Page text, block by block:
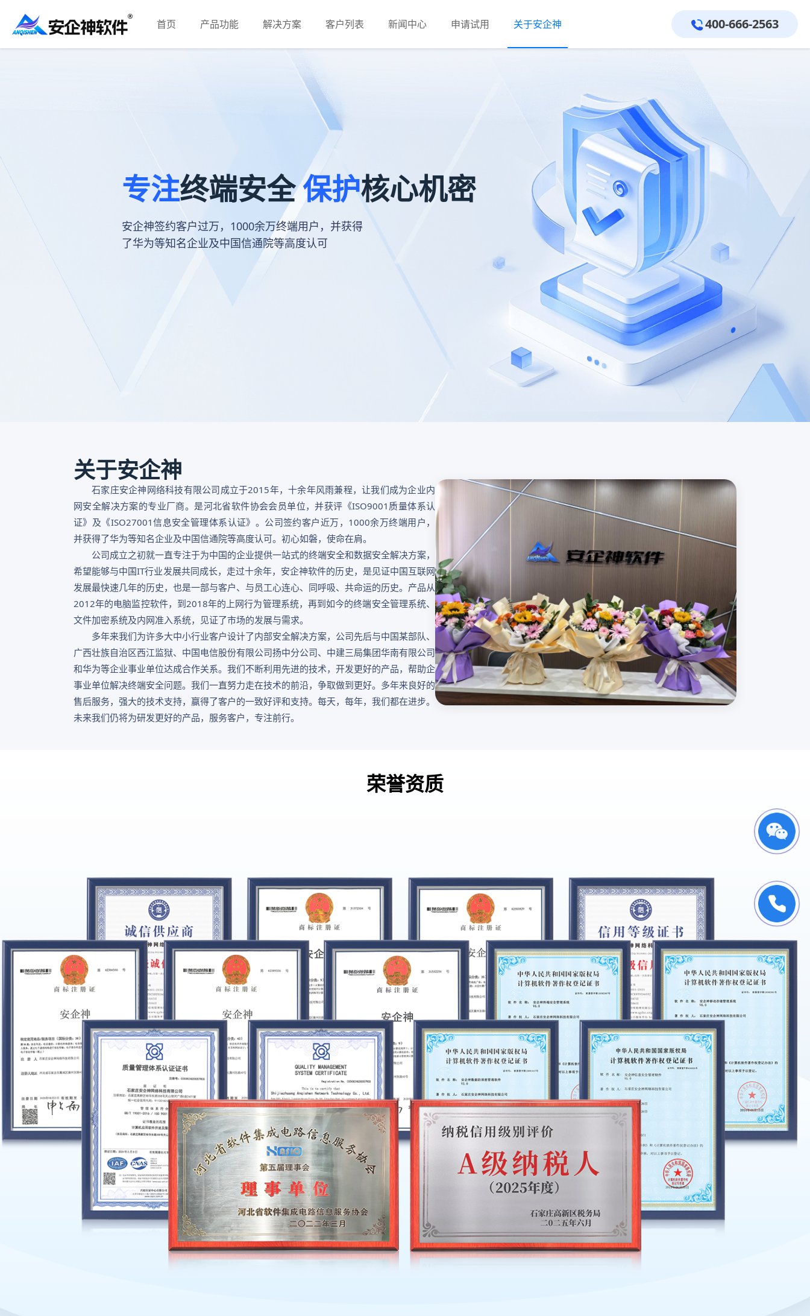
首页 产品功能 解决方案 客户列表 新闻中心 申请试用 关于安企神 400-666-2563
400-666-2563
专注终端安全保护核心机密
安企神签约客户过万，1000余万终端用户，并获得
了华为等知名企业及中国信通院等高度认可
关于安企神
石家庄安企神网络科技有限公司成立于2015年，十余年风雨兼程，让我们成为企业内
网安全解决方案的专业厂商。是河北省软件协会会员单位，并获评《ISO9001质量体系认
证》及《ISO27001信息安全管理体系认证》。公司签约客户近万，1000余万终端用户，
并获得了华为等知名企业及中国信通院等高度认可。初心如磐，使命在肩。
公司成立之初就一直专注于为中国的企业提供一站式的终端安全和数据安全解决方案，
希望能够与中国IT行业发展共同成长，走过十余年，安企神软件的历史，是见证中国互联网
发展最快速几年的历史，也是一部与客户、与员工心连心、同呼吸、共命运的历史。产品从
2012年的电脑监控软件，到2018年的上网行为管理系统，再到如今的终端安全管理系统、
文件加密系统及内网准入系统，见证了市场的发展与需求。
多年来我们为许多大中小行业客户设计了内部安全解决方案，公司先后与中国某部队、
广西壮族自治区西江监狱、中国电信股份有限公司扬中分公司、中建三局集团华南有限公司
和华为等企业事业单位达成合作关系。我们不断利用先进的技术，开发更好的产品，帮助企
事业单位解决终端安全问题。我们一直努力走在技术的前沿，争取做到更好。多年来良好的
售后服务，强大的技术支持，赢得了客户的一致好评和支持。每天，每年，我们都在进步。
未来我们仍将为研发更好的产品，服务客户，专注前行。
荣誉资质